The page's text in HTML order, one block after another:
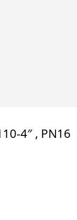
4″ , PN16